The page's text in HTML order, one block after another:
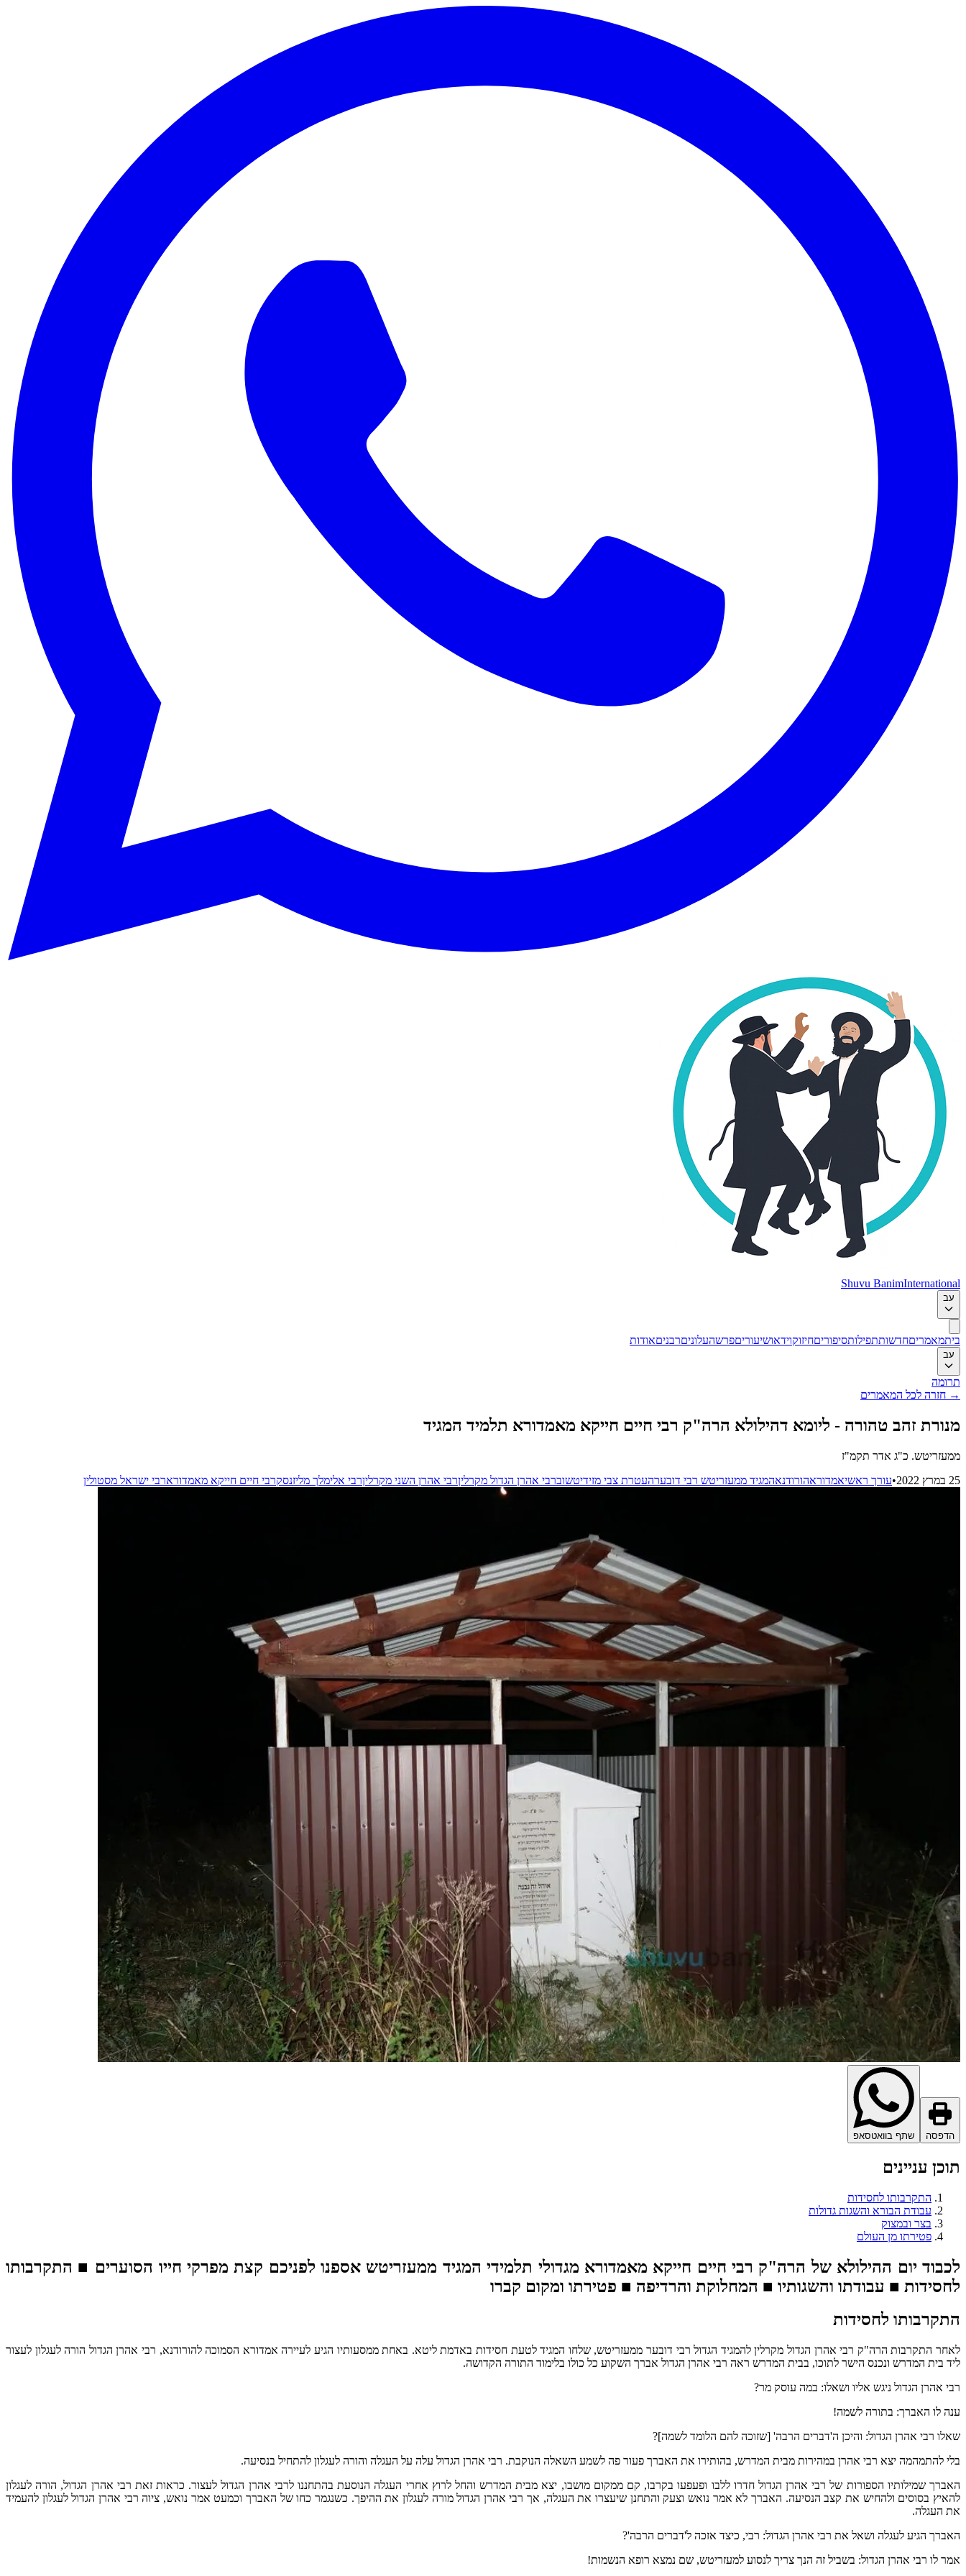
Shuvu BanimInternational
עב
ביתמאמריםחדשותתפילותסיפוריםחיזוקוידאושיעוריםפרשהעלוניםרבניםאודות
עב
תרומה
→ חזרה לכל המאמרים
מנורת זהב טהורה - ליומא דהילולא הרה"ק רבי חיים חייקא מאמדורא תלמיד המגיד
ממעזריטש. כ"ג אדר תקמ"ז
25 במרץ 2022
•עורך ראשיאמדוראהורודנאהמגיד ממעזריטש רבי דובערהעטרת צבי מזידיטשוברבי אהרן הגדול מקרליןרבי אהרן השני מקרליןרבי אלימלך מליזנסקרבי חיים חייקא מאמדורארבי ישראל מסטולין
הדפסה שתף בוואטסאפ
תוכן עניינים
התקרבותו לחסידות
עבודת הבורא והשגות גדולות
בצר ובמצוק
פטירתו מן העולם
לכבוד יום ההילולא של הרה"ק רבי חיים חייקא מאמדורא מגדולי תלמידי המגיד ממעזריטש אספנו לפניכם קצת מפרקי חייו הסוערים ■ התקרבותו
לחסידות ■ עבודתו והשגותיו ■ המחלוקת והרדיפה ■ פטירתו ומקום קברו
התקרבותו לחסידות
לאחר התקרבות הרה"ק רבי אהרן הגדול מקרלין להמגיד הגדול רבי דובער ממעזריטש, שלחו המגיד לטעת חסידות באדמת ליטא. באחת ממסעותיו הגיע לעיירה אמדורא הסמוכה להורודנא, רבי אהרן הגדול הורה לעגלון לעצור
ליד בית המדרש ונכנס הישר לתוכו, בבית המדרש ראה רבי אהרן הגדול אברך השקוע כל כולו בלימוד התורה הקדושה.
רבי אהרן הגדול ניגש אליו ושאלו: במה עוסק מר?
ענה לו האברך: בתורה לשמה!
שאלו רבי אהרן הגדול: והיכן ה'דברים הרבה' [שזוכה להם הלומד לשמה]?
בלי להתמהמה יצא רבי אהרן במהירות מבית המדרש, בהותירו את האברך פעור פה לשמע השאלה הנוקבת. רבי אהרן הגדול עלה על העגלה והורה לעגלון להתחיל בנסיעה.
האברך שמילותיו הספורות של רבי אהרן הגדול חדרו ללבו ופעפעו בקרבו, קם ממקום מושבו, יצא מבית המדרש והחל לרוץ אחרי העגלה הנוסעת בהתחננו לרבי אהרן הגדול לעצור. כראות זאת רבי אהרן הגדול, הורה לעגלון
להאיץ בסוסים ולהחיש את קצב הנסיעה. האברך לא אמר נואש וצעק והתחנן שיעצרו את העגלה, אך רבי אהרן הגדול מורה לעגלון את ההיפך. כשנגמר כחו של האברך וכמעט אמר נואש, ציוה רבי אהרן הגדול לעגלון להעמיד
את העגלה.
האברך הגיע לעגלה ושאל את רבי אהרן הגדול: רבי, כיצד אזכה ל'דברים הרבה'?
אמר לו רבי אהרן הגדול: בשביל זה הנך צריך לנסוע למעזריטש, שם נמצא רופא הנשמות!